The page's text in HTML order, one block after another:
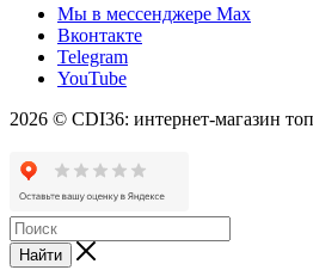
Мы в мессенджере Max
Вконтакте
Telegram
YouTube
2026 © CDI36: интернет-магазин
Найти